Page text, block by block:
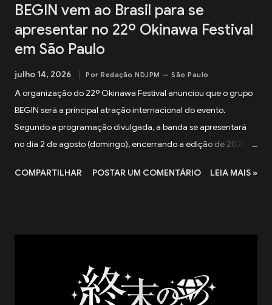
BEGIN vem ao Brasil para se
apresentar no 22º Okinawa Festival
em São Paulo
julho 14, 2026 Por Redação NDJPM — São Paulo
A organização do 22º Okinawa Festival anunciou que o grupo
BEGIN será a principal atração internacional do evento.
Segundo a programação divulgada, a banda se apresentará
no dia 2 de agosto (domingo), encerrando a edição de 2026
preparada para celebrar os 100 anos da Associação Okinawa
de Okinawa, o BEGIN é um dos grupos mais conhecidos da
música okinawana contemporânea. O trio conquistou
reconhecimento nacional no Japão ao combinar influências da
COMPARTILHAR POSTAR UM COMENTÁRIO LEIA MAIS »